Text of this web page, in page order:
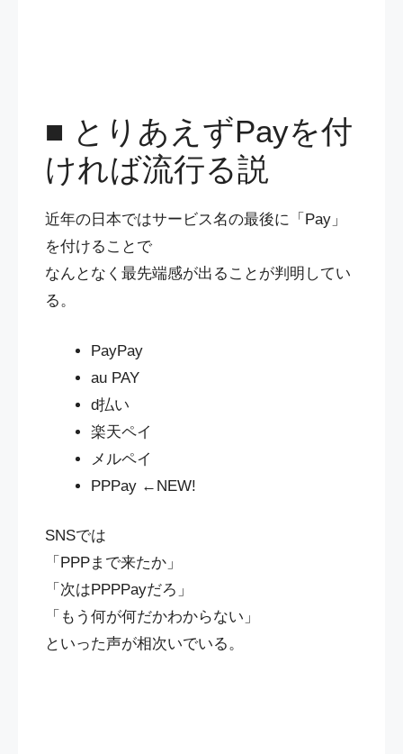
■ とりあえずPayを付
ければ流行る説
近年の日本ではサービス名の最後に「Pay」
を付けることで
なんとなく最先端感が出ることが判明してい
る。
PayPay
au PAY
d払い
楽天ペイ
メルペイ
PPPay ←NEW!
SNSでは
「PPPまで来たか」
「次はPPPPayだろ」
「もう何が何だかわからない」
といった声が相次いでいる。